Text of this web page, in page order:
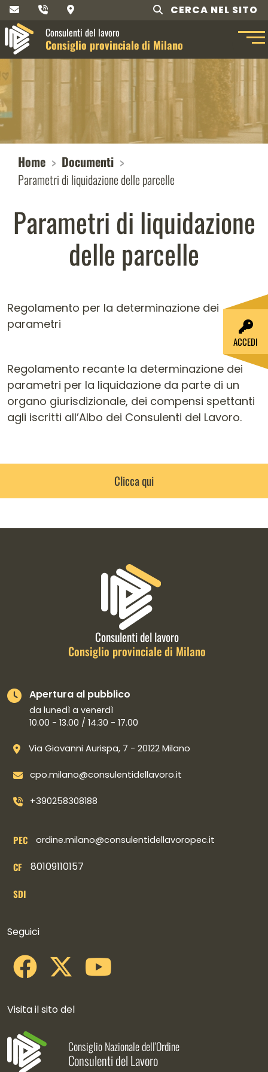
CERCA NEL SITO
Consulenti del lavoro
Consiglio provinciale di Milano
Home
Documenti
Parametri di liquidazione delle parcelle
Parametri di liquidazione
delle parcelle
Regolamento per la determinazione dei
parametri
Regolamento recante la determinazione dei
parametri per la liquidazione da parte di un
organo giurisdizionale, dei compensi spettanti
agli iscritti all’Albo dei Consulenti del Lavoro.
Clicca qui
Informazioni di contatto e link
Consulenti del lavoro
Consiglio provinciale di Milano
Apertura al pubblico
da lunedì a venerdì
10.00 - 13.00 / 14.30 - 17.00
Via Giovanni Aurispa, 7 - 20122 Milano
cpo.milano@consulentidellavoro.it
+390258308188
PEC ordine.milano@consulentidellavoropec.it
CF 80109110157
SDI
Seguici
Visita il sito del
Consiglio Nazionale dell'Ordine
Consulenti del Lavoro
ACCEDI